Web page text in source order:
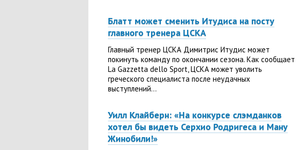
Блатт может сменить Итудиса на посту
главного тренера ЦСКА
Главный тренер ЦСКА Димитрис Итудис может
покинуть команду по окончании сезона. Как сообщает
La Gazzetta dello Sport, ЦСКА может уволить
греческого специалиста после неудачных
выступлений...
Уилл Клайберн: «На конкурсе слэмданков
хотел бы видеть Серхио Родригеса и Ману
Жинобили!»